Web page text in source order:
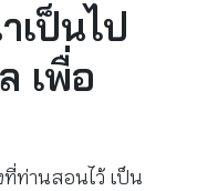
เป็นไป
เพื่อ
ที่ท่านสอนไว้ เป็น